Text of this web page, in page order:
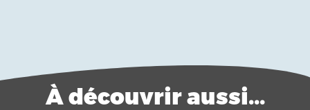
À découvrir aussi...